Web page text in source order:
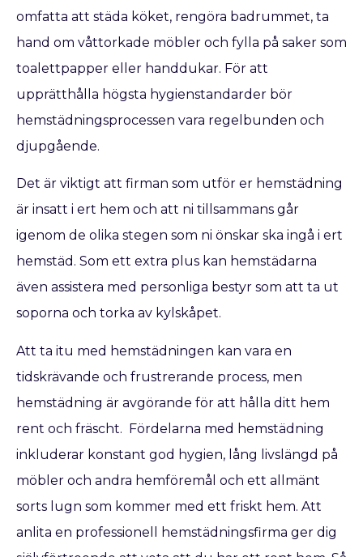
omfatta att städa köket, rengöra badrummet, ta
hand om våttorkade möbler och fylla på saker som
toalettpapper eller handdukar. För att
upprätthålla högsta hygienstandarder bör
hemstädningsprocessen vara regelbunden och
djupgående.
Det är viktigt att firman som utför er hemstädning
är insatt i ert hem och att ni tillsammans går
igenom de olika stegen som ni önskar ska ingå i ert
hemstäd. Som ett extra plus kan hemstädarna
även assistera med personliga bestyr som att ta ut
soporna och torka av kylskåpet.
Att ta itu med hemstädningen kan vara en
tidskrävande och frustrerande process, men
hemstädning är avgörande för att hålla ditt hem
rent och fräscht. Fördelarna med hemstädning
inkluderar konstant god hygien, lång livslängd på
möbler och andra hemföremål och ett allmänt
sorts lugn som kommer med ett friskt hem. Att
anlita en professionell hemstädningsfirma ger dig